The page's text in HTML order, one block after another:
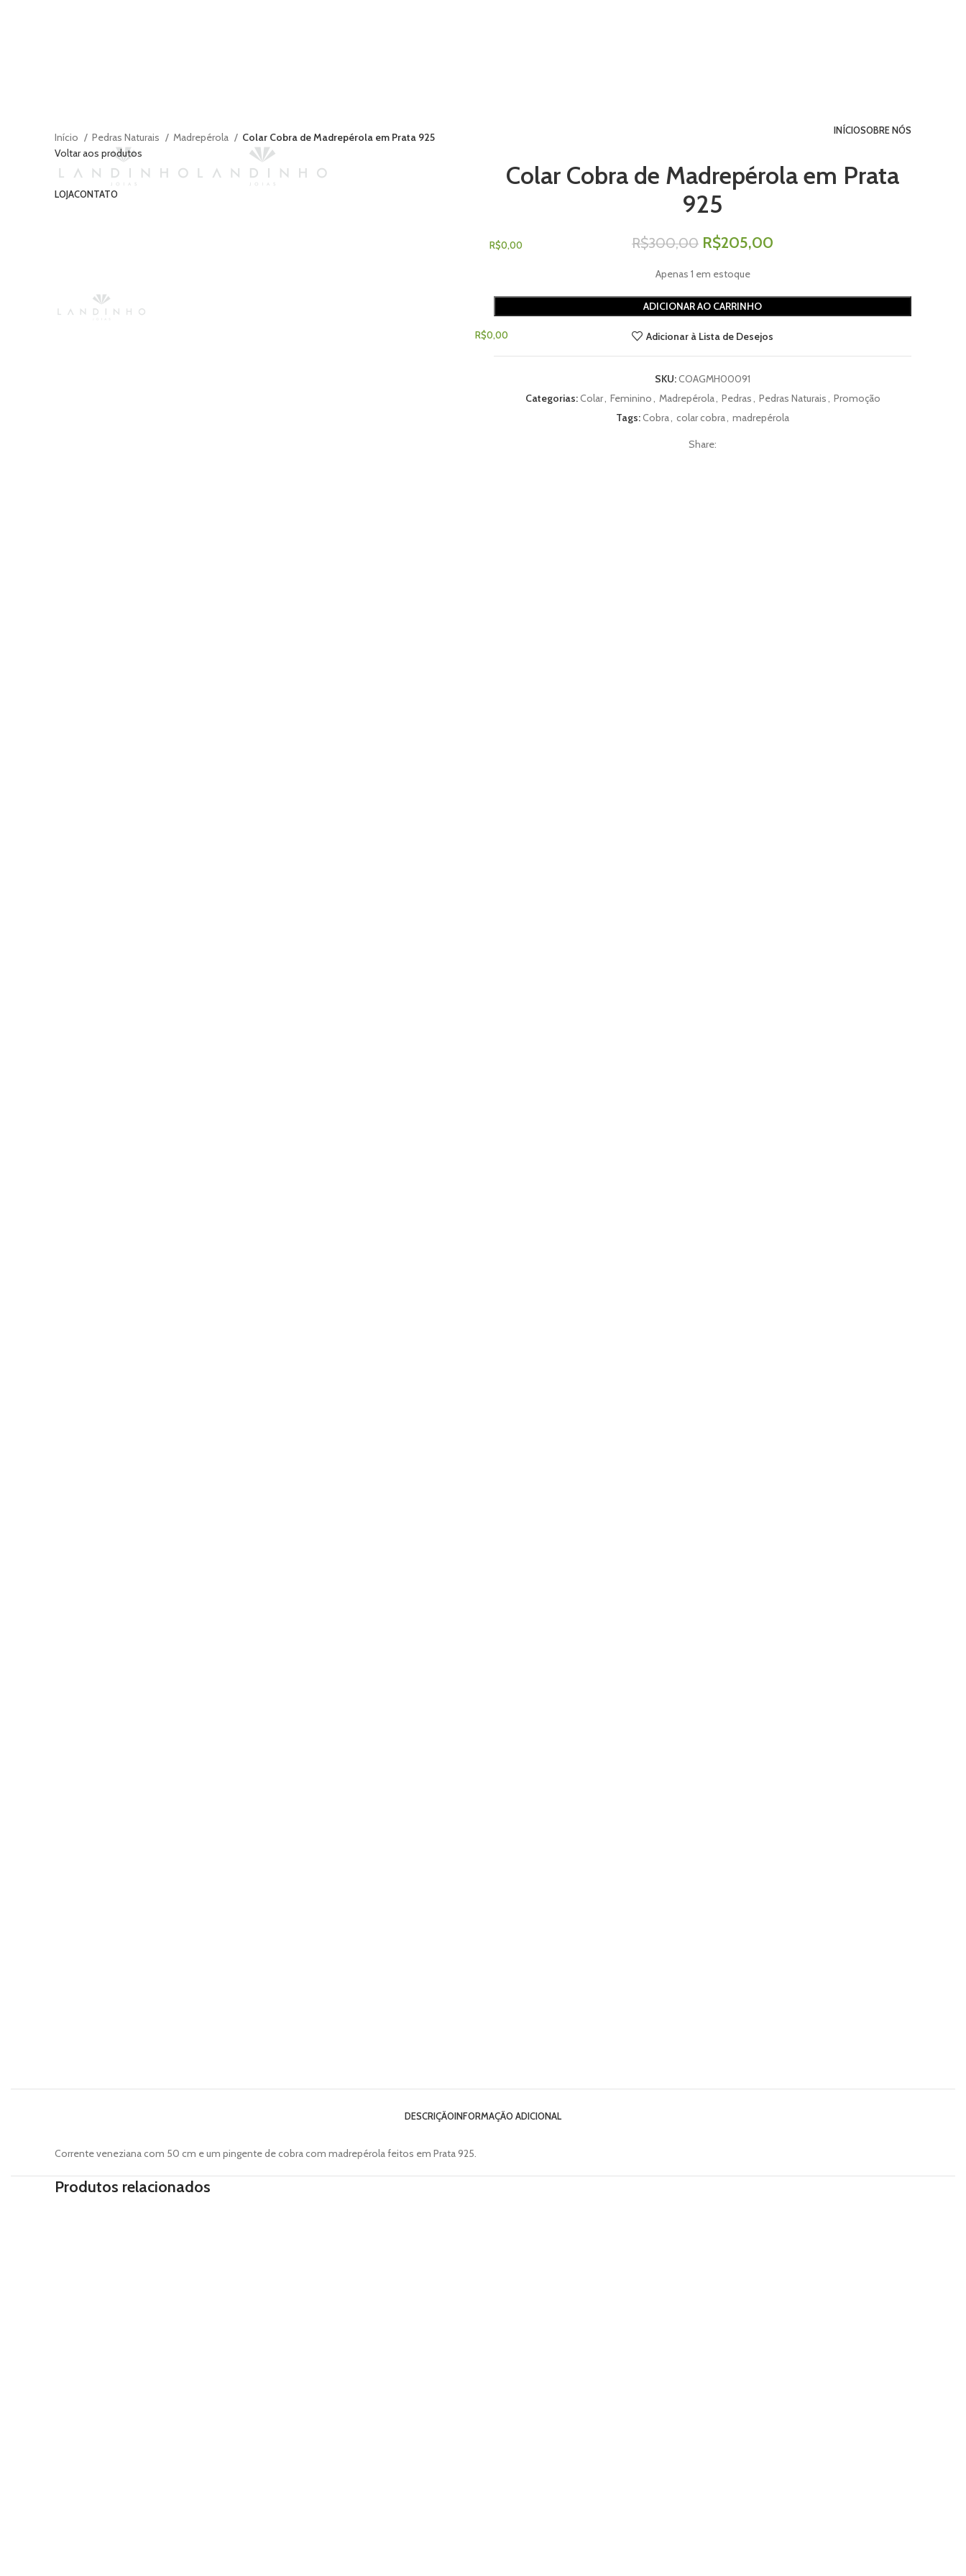
INÍCIOSOBRE NÓS
LOJACONTATO
R$0,00
R$0,00
Início Pedras Naturais Madrepérola
Colar Cobra de Madrepérola em Prata 925
Voltar aos produtos
-32%
Colar Cobra de Madrepérola em Prata
925
R$300,00 R$205,00
Apenas 1 em estoque
ADICIONAR AO CARRINHO
Adicionar à Lista de Desejos
SKU:COAGMH00091
Categorias:Colar, Feminino, Madrepérola, Pedras, Pedras Naturais, Promoção
Tags:Cobra, colar cobra, madrepérola
Share:
DESCRIÇÃOINFORMAÇÃO ADICIONAL
Corrente veneziana com 50 cm e um pingente de cobra com madrepérola feitos em Prata 925.
Produtos relacionados